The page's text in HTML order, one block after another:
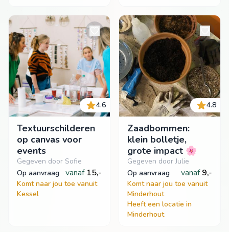
4.6
Textuurschilderen
op canvas voor
events
Gegeven door Sofie
op aanvraag
vanaf 15,-
Komt naar jou toe vanuit
Kessel
4.8
Zaadbommen:
klein bolletje,
grote impact 🌸
Gegeven door Julie
op aanvraag
vanaf 9,-
Komt naar jou toe vanuit
Minderhout
Heeft een locatie in
Minderhout